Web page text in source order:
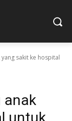
sakit ke hospital
anak
untuk